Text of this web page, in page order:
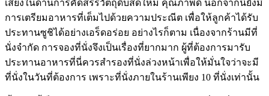
เสียงในด้านการคัดสรรวัตถุดิบสดใหม่ คุณภาพดี นอกจากนี้ยังมี
การเตรียมอาหารที่เต็มไปด้วยความประณีต เพื่อให้ลูกค้าได้รับ
ประทานซูชิได้อย่างเอร็ดอร่อย อย่างไรก็ตาม เนื่องจากร้านมีที่
นั่งจำกัด การจองที่นั่งจึงเป็นเรื่องที่ยากมาก ผู้ที่ต้องการมารับ
ประทานอาหารที่นี่ควรสำรองที่นั่งล่วงหน้าเพื่อให้มั่นใจว่าจะมี
ที่นั่งในวันที่ต้องการ เพราะที่นั่งภายในร้านเพียง 10 ที่นั่งเท่านั้น